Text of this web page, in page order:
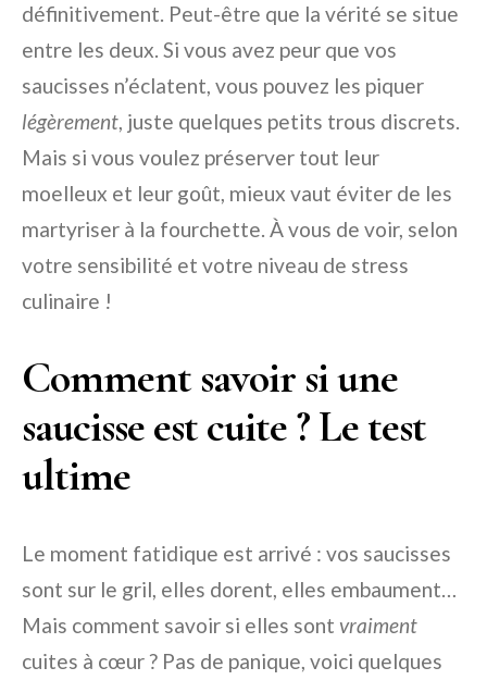
définitivement. Peut-être que la vérité se situe
entre les deux. Si vous avez peur que vos
saucisses n’éclatent, vous pouvez les piquer
légèrement, juste quelques petits trous discrets.
Mais si vous voulez préserver tout leur
moelleux et leur goût, mieux vaut éviter de les
martyriser à la fourchette. À vous de voir, selon
votre sensibilité et votre niveau de stress
culinaire !
Comment savoir si une
saucisse est cuite ? Le test
ultime
Le moment fatidique est arrivé : vos saucisses
sont sur le gril, elles dorent, elles embaument…
Mais comment savoir si elles sont vraiment
cuites à cœur ? Pas de panique, voici quelques